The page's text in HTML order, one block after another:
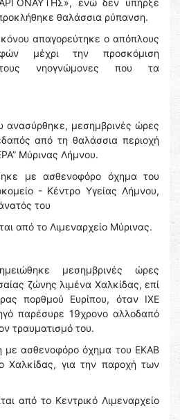
ενώ δεν υπήρξε
θαλάσσια ρύπανση.
απαγορεύτηκε ο απόπλους
μέχρι την προσκόμιση
νηογνώμονες που τα
ανασύρθηκε, μεσημβρινές ώρες
από τη θαλάσσια περιοχή
Μύρινας Λήμνου.
με ασθενοφόρο όχημα του
- Κέντρο Υγείας Λήμνου,
του
από το Λιμεναρχείο Μύρινας.
μεσημβρινές ώρες
ζώνης λιμένα Χαλκίδας, επί
πορθμού Ευρίπου, όταν ΙΧΕ
παρέσυρε 19χρονο αλλοδαπό
τραυματισμό του.
με ασθενοφόρο όχημα του ΕΚΑΒ
Χαλκίδας, για την παροχή των
από το Κεντρικό Λιμεναρχείο